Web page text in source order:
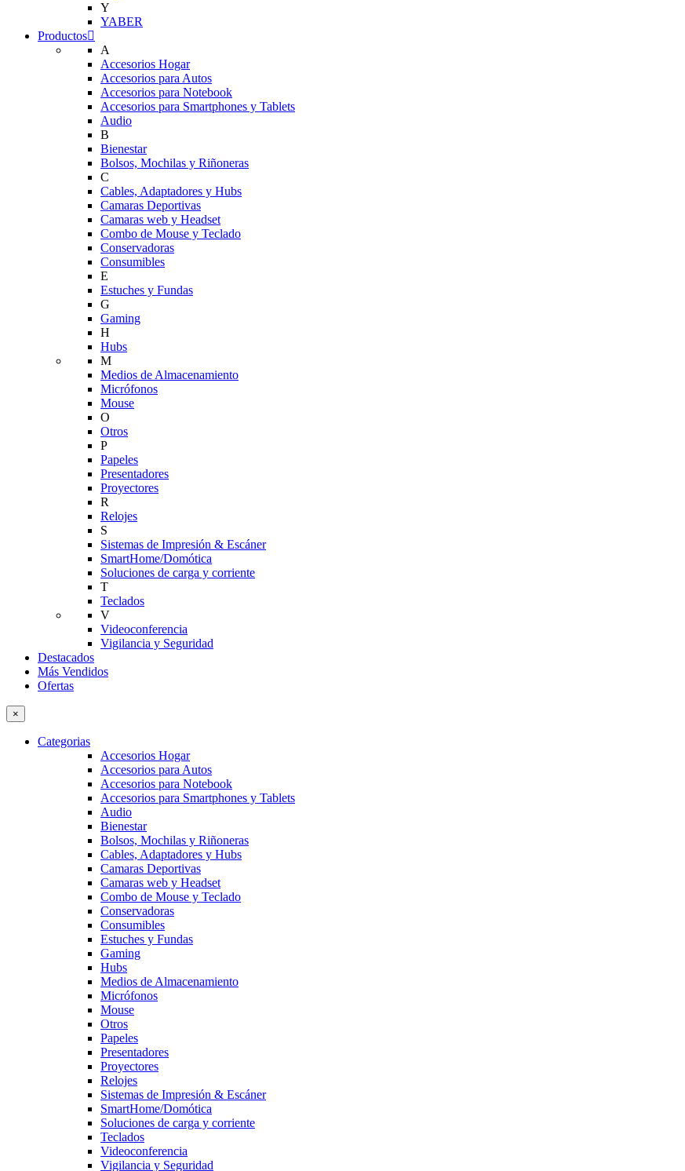
Y
YABER
Productos
A
Accesorios Hogar
Accesorios para Autos
Accesorios para Notebook
Accesorios para Smartphones y Tablets
Audio
B
Bienestar
Bolsos, Mochilas y Riñoneras
C
Cables, Adaptadores y Hubs
Camaras Deportivas
Camaras web y Headset
Combo de Mouse y Teclado
Conservadoras
Consumibles
E
Estuches y Fundas
G
Gaming
H
Hubs
M
Medios de Almacenamiento
Micrófonos
Mouse
O
Otros
P
Papeles
Presentadores
Proyectores
R
Relojes
S
Sistemas de Impresión & Escáner
SmartHome/Domótica
Soluciones de carga y corriente
T
Teclados
V
Videoconferencia
Vigilancia y Seguridad
Destacados
Más Vendidos
Ofertas
×
Categorias
Accesorios Hogar
Accesorios para Autos
Accesorios para Notebook
Accesorios para Smartphones y Tablets
Audio
Bienestar
Bolsos, Mochilas y Riñoneras
Cables, Adaptadores y Hubs
Camaras Deportivas
Camaras web y Headset
Combo de Mouse y Teclado
Conservadoras
Consumibles
Estuches y Fundas
Gaming
Hubs
Medios de Almacenamiento
Micrófonos
Mouse
Otros
Papeles
Presentadores
Proyectores
Relojes
Sistemas de Impresión & Escáner
SmartHome/Domótica
Soluciones de carga y corriente
Teclados
Videoconferencia
Vigilancia y Seguridad